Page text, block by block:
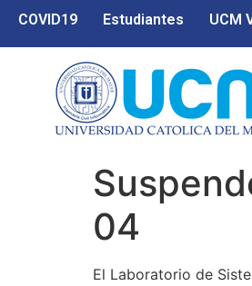
COVID19 Estudiantes UCM
04
El Laboratorio de